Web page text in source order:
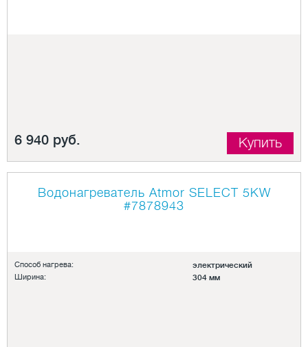
6 940 руб. Купить
Водонагреватель Atmor SELECT 5KW
#7878943
Способ нагрева: электрический
Ширина: 304 мм